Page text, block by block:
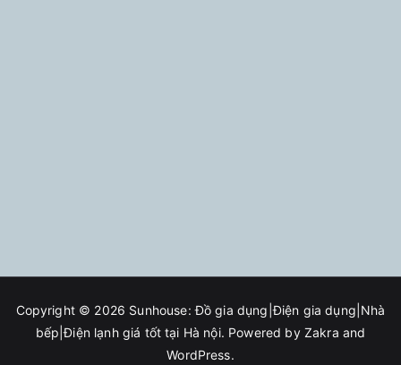
Copyright © 2026 Sunhouse: Đồ gia dụng|Điện gia dụng|Nhà
bếp|Điện lạnh giá tốt tại Hà nội. Powered by Zakra and
WordPress.